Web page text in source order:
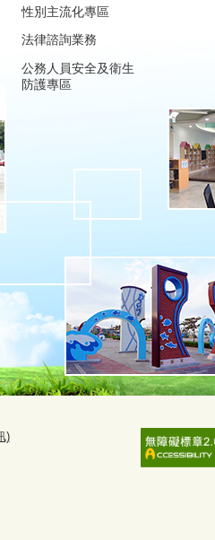
性別主流化專區
法律諮詢業務
公務人員安全及衛生
防護專區
)